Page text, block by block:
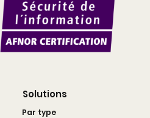
Solutions
Par type